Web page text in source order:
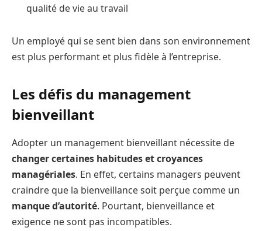
qualité de vie au travail
Un employé qui se sent bien dans son environnement
est plus performant et plus fidèle à l’entreprise.
Les défis du management
bienveillant
Adopter un management bienveillant nécessite de
changer certaines habitudes et croyances
managériales. En effet, certains managers peuvent
craindre que la bienveillance soit perçue comme un
manque d’autorité. Pourtant, bienveillance et
exigence ne sont pas incompatibles.